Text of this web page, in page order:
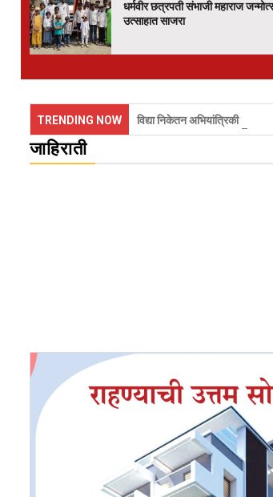
श्रेणी’ प्रदान
5
जुन्नर तालुक्याच्या सेवा केंद्रांतून शासकीय शुल्काचा
तक्ता गायब
धर्मवीर छत्रपती संभाजी महाराज
उत्साहात साजरा
TRENDING NOW विद्या निकेतन अभियांत्रिकी
जाहिराती